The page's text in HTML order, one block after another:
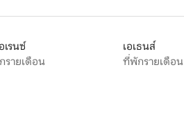
เรนซ์
รายเดือน
เอเธนส์
ที่พักรายเดือน